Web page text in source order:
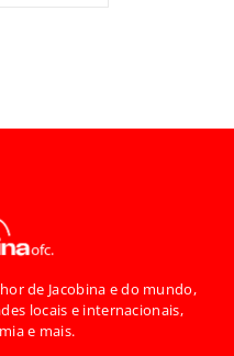
de Jacobina e do mundo,
locais e internacionais,
e mais.